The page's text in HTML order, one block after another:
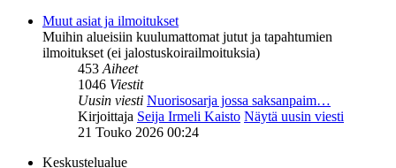
Muut asiat ja ilmoitukset
Muihin alueisiin kuulumattomat jutut ja tapahtumien
ilmoitukset (ei jalostuskoirailmoituksia)
453Aiheet
1046 Viestit
Uusin viesti Nuorisosarja jossa saksanpaim…
Kirjoittaja Seija Irmeli Kaisto Näytä uusin viesti
21 Touko 2026 00:24
Keskustelualue